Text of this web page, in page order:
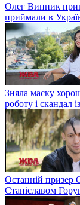
Олег Винник
приймали в
Зняла маску
роботу і скандал
Останній призер
Станіславом